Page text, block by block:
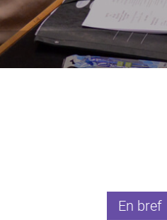
En bref